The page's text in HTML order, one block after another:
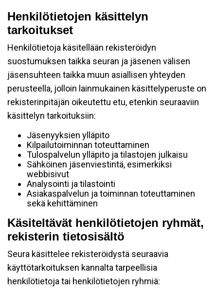
Henkilötietojen käsittelyn
tarkoitukset
Henkilötietoja käsitellään rekisteröidyn
suostumuksen taikka seuran ja jäsenen välisen
jäsensuhteen taikka muun asiallisen yhteyden
perusteella, jolloin lainmukainen käsittelyperuste on
rekisterinpitäjän oikeutettu etu, etenkin seuraaviin
käsittelyn tarkoituksiin:
Jäsenyyksien ylläpito
Kilpailutoiminnan toteuttaminen
Tulospalvelun ylläpito ja tilastojen julkaisu
Sähköinen jäsenviestintä, esimerkiksi
webbisivut
Analysointi ja tilastointi
Asiakaspalvelun ja toiminnan toteuttaminen
sekä kehittäminen
Käsiteltävät henkilötietojen ryhmät,
rekisterin tietosisältö
Seura käsittelee rekisteröidystä seuraavia
käyttötarkoituksen kannalta tarpeellisia
henkilötietoja tai henkilötietojen ryhmiä: